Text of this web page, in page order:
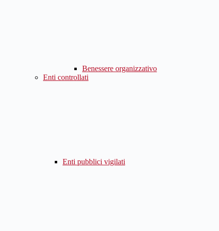
Benessere organizzativo
Enti controllati
Enti pubblici vigilati